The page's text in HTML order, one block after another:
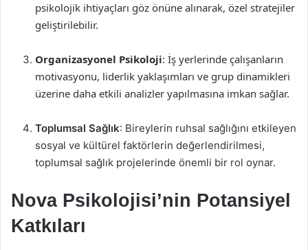
psikolojik ihtiyaçları göz önüne alınarak, özel stratejiler
geliştirilebilir.
Organizasyonel Psikoloji: İş yerlerinde çalışanların
motivasyonu, liderlik yaklaşımları ve grup dinamikleri
üzerine daha etkili analizler yapılmasına imkan sağlar.
Toplumsal Sağlık: Bireylerin ruhsal sağlığını etkileyen
sosyal ve kültürel faktörlerin değerlendirilmesi,
toplumsal sağlık projelerinde önemli bir rol oynar.
Nova Psikolojisi’nin Potansiyel
Katkıları